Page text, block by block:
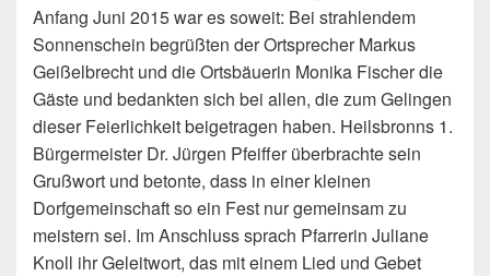
Anfang Juni 2015 war es soweit: Bei strahlendem
Sonnenschein begrüßten der Ortsprecher Markus
Geißelbrecht und die Ortsbäuerin Monika Fischer die
Gäste und bedankten sich bei allen, die zum Gelingen
dieser Feierlichkeit beigetragen haben. Heilsbronns 1.
Bürgermeister Dr. Jürgen Pfeiffer überbrachte sein
Grußwort und betonte, dass in einer kleinen
Dorfgemeinschaft so ein Fest nur gemeinsam zu
meistern sei. Im Anschluss sprach Pfarrerin Juliane
Knoll ihr Geleitwort, das mit einem Lied und Gebet